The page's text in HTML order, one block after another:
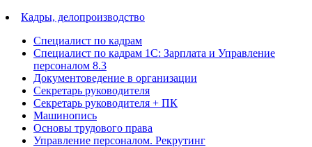
Кадры, делопроизводство
Специалист по кадрам
Специалист по кадрам 1С: Зарплата и Управление
персоналом 8.3
Документоведение в организации
Секретарь руководителя
Секретарь руководителя + ПК
Машинопись
Основы трудового права
Управление персоналом. Рекрутинг